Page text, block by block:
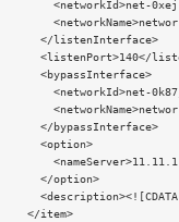
<networkId>net-
      </listenInterface>
<listenPort>140</
      <bypassInterface>
<networkId>net-
      </bypassInterface>
      <option>
      </option>
    </item>